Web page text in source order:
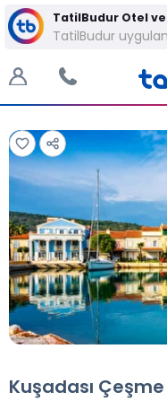
TatilBudur Otel ve
TatilBudur
Tüm Fotoğraflar
Kuşadası